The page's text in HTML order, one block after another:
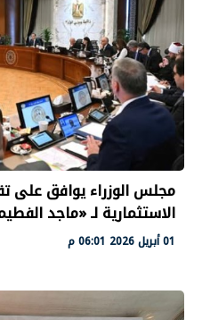
مجلس الوزراء يوافق على
الاستثمارية لـ «ماجد
01 أبريل 2026 06:01 م